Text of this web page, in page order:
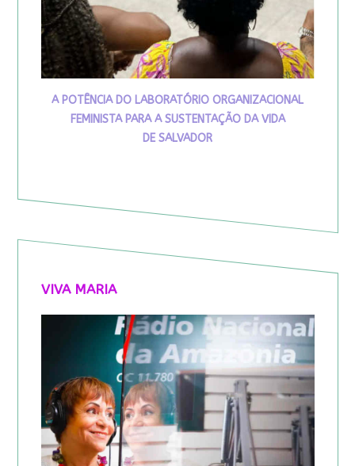
A POTÊNCIA DO LABORATÓRIO ORGANIZACIONAL
FEMINISTA PARA A SUSTENTAÇÃO DA VIDA
DE SALVADOR
VIVA MARIA